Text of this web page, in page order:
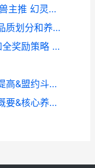
《幻灵召唤》灵兽主推：绝顶T0灵兽主推 幻灵怎么玩的
《幻灵召唤》灵兽系统说明：灵兽品质划分和养成诀窍详细解答 幻灵是一款什么样的游戏
《幻灵召唤》世界BOSS挑战规则和全奖励策略 幻灵是什么游戏
《斗破苍穹》缔约盟约解析｜战力提高&盟约斗者主推 斗破苍穹帝
《幻灵召唤》新人策略：游戏方法概要&核心养成机制说明 幻灵ol